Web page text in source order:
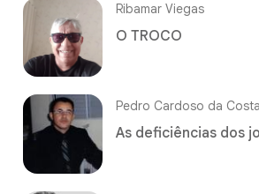
Ribamar Viegas
O TROCO
Pedro Cardoso da Costa
As deficiências dos